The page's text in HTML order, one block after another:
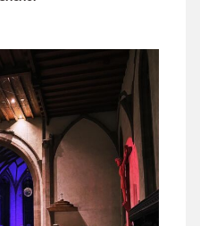
24